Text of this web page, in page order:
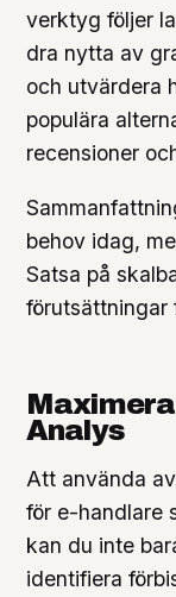
verktyg följer
dra nytta av
och utvärdera
populära
recensioner
behov idag,
Satsa på
förutsättningar
Analys
Att använda
för e-handlare
kan du inte
identifiera